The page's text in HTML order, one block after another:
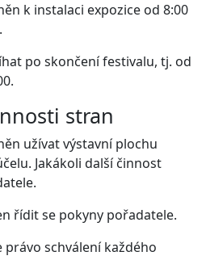
k instalaci expozice od 8:00
po skončení festivalu, tj. od
stran
užívat výstavní plochu
Jakákoli další činnost
řídit se pokyny pořadatele.
schválení každého